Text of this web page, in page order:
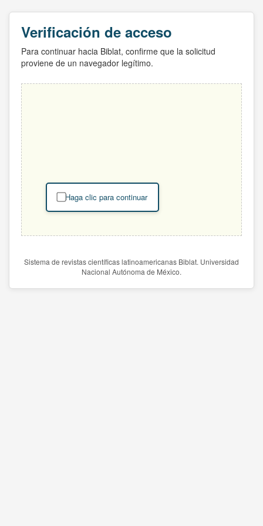
Verificación de acceso
Para continuar hacia Biblat, confirme que la solicitud
proviene de un navegador legítimo.
Haga clic para continuar
Sistema de revistas científicas latinoamericanas Biblat. Universidad
Nacional Autónoma de México.